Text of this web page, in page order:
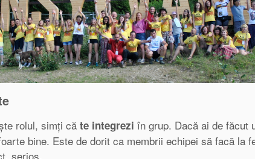
rolul, simți că te integrezi în grup. Dacă ai de făcut
bine. Este de dorit ca membrii echipei să facă la
serios.